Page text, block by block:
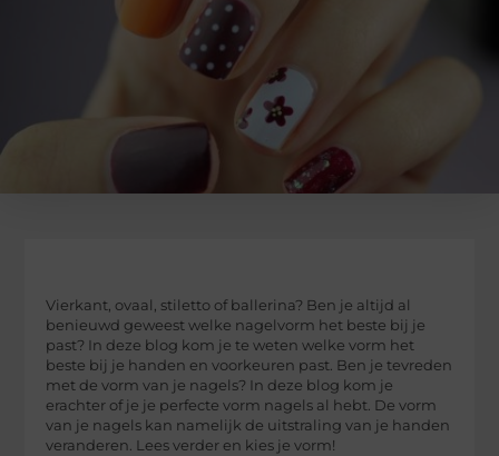
Vierkant, ovaal, stiletto of ballerina? Ben je altijd al
benieuwd geweest welke nagelvorm het beste bij je
past? In deze blog kom je te weten welke vorm het
beste bij je handen en voorkeuren past. Ben je tevreden
met de vorm van je nagels? In deze blog kom je
erachter of je je perfecte vorm nagels al hebt. De vorm
van je nagels kan namelijk de uitstraling van je handen
veranderen. Lees verder en kies je vorm!